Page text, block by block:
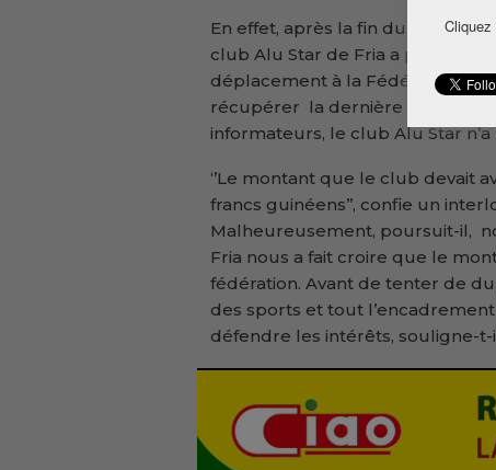
En effet, après la fin du
club Alu Star de Fria a pris part,
déplacement à la Fédération
récupérer la dernière tranche
informateurs, le club Alu Star
‘’Le montant que le club devait
francs guinéens’’, confie un
Malheureusement, poursuit-il,
Fria nous a fait croire que le
fédération. Avant de tenter de
des sports et tout
défendre les intérêts, souligne-t-